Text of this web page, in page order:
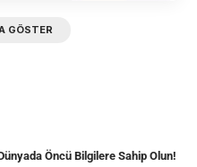
GÖSTER
Öncü Bilgilere Sahip Olun!